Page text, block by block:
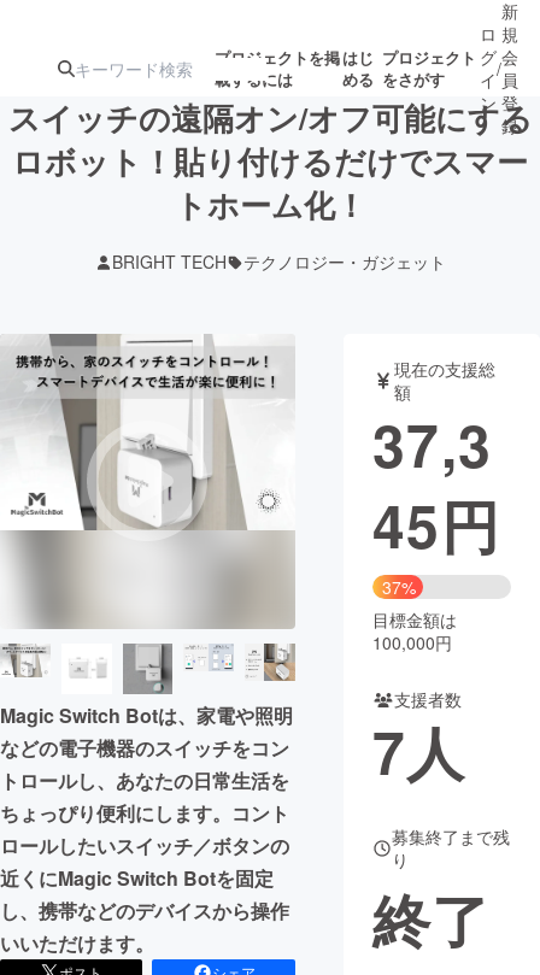
プロジェクトを掲
載するには
はじ
める
プロジェクト
をさがす
注目の新着プロ募集終了が近いプ
テクノロジー・ガジェット
映像・映画 書籍・雑誌
ビジネス・起業 チャレンジ
CAMPFIRE for Social Good CAMPFIRE Creation
CAMPFIREふるさと納税
コミュニティ
ロ
グ
イ
ン
/
新
規
会
員
登
録
スイッチの遠隔オン/オフ可能にする
ロボット！貼り付けるだけでスマー
トホーム化！
BRIGHT TECH テクノロジー・ガジェット
Magic Switch Botは、家電や照明
などの電子機器のスイッチをコン
トロールし、あなたの日常生活を
ちょっぴり便利にします。コント
ロールしたいスイッチ／ボタンの
近くにMagic Switch Botを固定
し、携帯などのデバイスから操作
いいただけます。
現在の支援総
額
37,3
45円
37%
目標金額は
100,000円
支援者数
7人
募集終了まで残
り
終了